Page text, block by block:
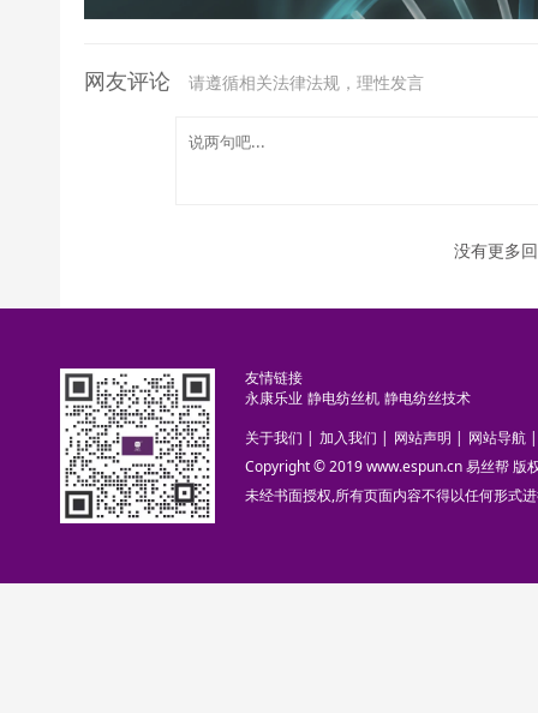
网友评论 请遵循相关法律法规，理性发言
没有更多
友情链接
永康乐业 静电纺丝机 静电纺丝技术
关于我们 | 加入我们 | 网站声明 | 网站导航 |
Copyright © 2019 www.espun.cn 易丝帮 版
未经书面授权,所有页面内容不得以任何形式